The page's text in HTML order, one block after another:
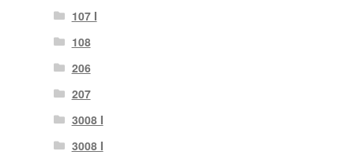
107 I
108
206
207
3008 I
3008 I